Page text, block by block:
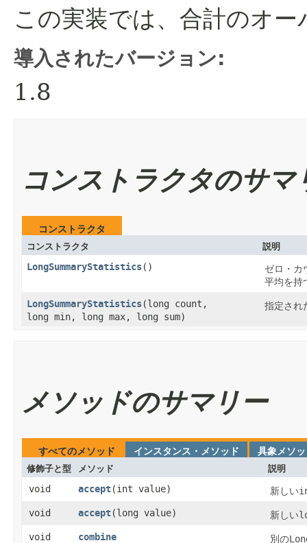
この実装では、合計のオ
導入されたバージョン:
1.8
コンストラクタのサマ
コンストラクタ
コンストラクタ 説明
LongSummaryStatistics()
ゼロ・カ
平均を持
LongSummaryStatistics​(long count,
long min, long max, long sum)
指定され
メソッドのサマリー
すべてのメソッド インスタンス・メソッド 具象メソ
修飾子と型 メソッド 説明
void accept​(int value) 新しい
void
accept​(long value) 新しい
void
combine 別の